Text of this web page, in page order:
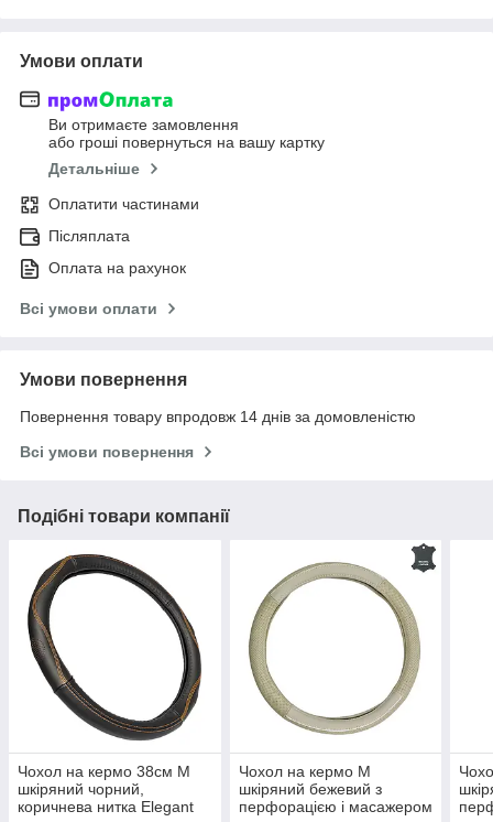
Умови оплати
Ви отримаєте замовлення
або гроші повернуться на вашу картку
Детальніше
Оплатити частинами
Післяплата
Оплата на рахунок
Всі умови оплати
Умови повернення
Повернення товару впродовж 14 днів за домовленістю
Всі умови повернення
Подібні товари компанії
Чохол на кермо 38см М
шкіряний чорний,
коричнева нитка Elegant
Чохол на кермо М
шкіряний бежевий з
перфорацією і масажером